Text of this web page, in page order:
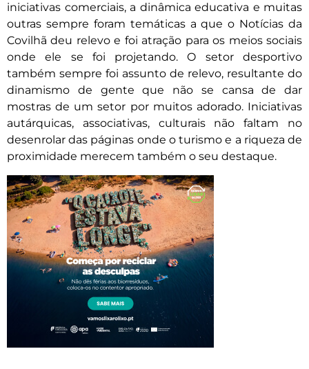
iniciativas comerciais, a dinâmica educativa e muitas
outras sempre foram temáticas a que o Notícias da
Covilhã deu relevo e foi atração para os meios sociais
onde ele se foi projetando. O setor desportivo
também sempre foi assunto de relevo, resultante do
dinamismo de gente que não se cansa de dar
mostras de um setor por muitos adorado. Iniciativas
autárquicas, associativas, culturais não faltam no
desenrolar das páginas onde o turismo e a riqueza de
proximidade merecem também o seu destaque.